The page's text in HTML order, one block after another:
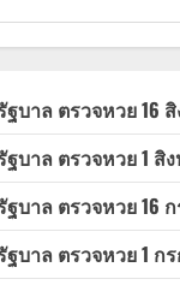
บาล ตรวจหวย 16
บาล ตรวจหวย 1 สิ
บาล ตรวจหวย 16
บาล ตรวจหวย 1 ก